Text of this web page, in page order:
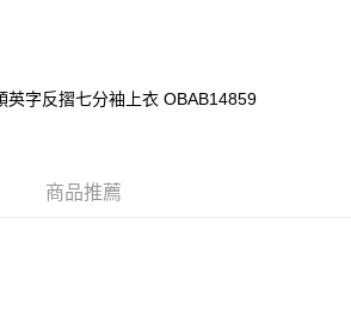
英字反摺七分袖上衣 OBAB14859
商品推薦